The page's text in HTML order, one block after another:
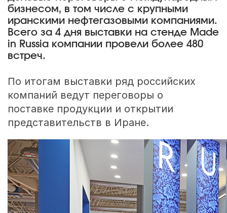
бизнесом, в том числе с крупными
иранскими нефтегазовыми компаниями.
Всего за 4 дня выставки на стенде Made
in Russia компании провели более 480
встреч.
По итогам выставки ряд российских
компаний ведут переговоры о
поставке продукции и открытии
представительств в Иране.